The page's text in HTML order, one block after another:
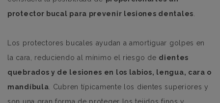
protector bucal para prevenir lesiones dentales
Los protectores bucales ayudan a amortiguar golpes en
la cara, reduciendo al mínimo el riesgo de dientes
quebrados y de lesiones en los labios, lengua, cara o
mandíbula . Cubren típicamente los dientes superiores y
son una gran forma de proteger los tejidos finos y